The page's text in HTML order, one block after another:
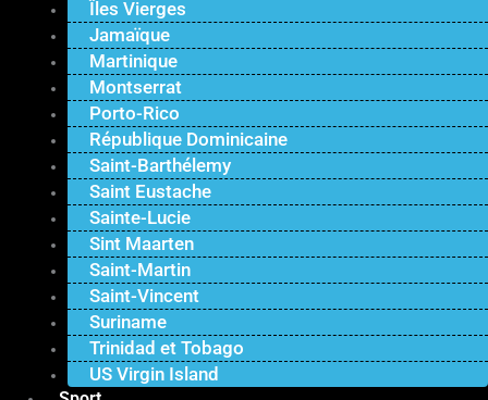
Îles Vierges
Jamaïque
Martinique
Montserrat
Porto-Rico
République Dominicaine
Saint-Barthélemy
Saint Eustache
Sainte-Lucie
Sint Maarten
Saint-Martin
Saint-Vincent
Suriname
Trinidad et Tobago
US Virgin Island